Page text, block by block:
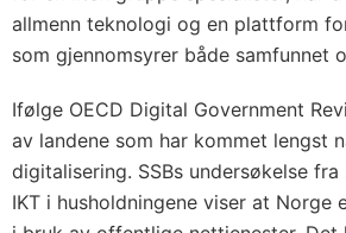
allmenn teknologi og en plattform
som gjennomsyrer både samfunnet
Ifølge OECD Digital Government
av landene som har kommet lengst
digitalisering. SSBs undersøkelse
IKT i husholdningene viser at Norge